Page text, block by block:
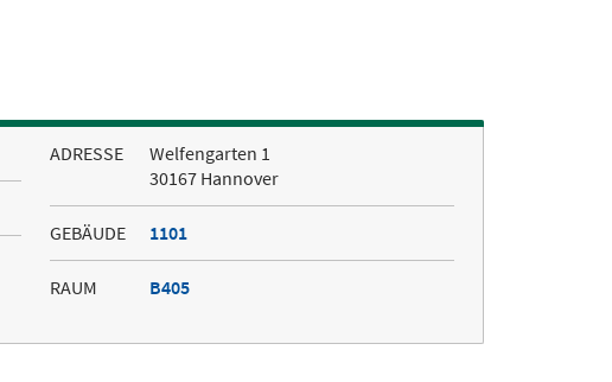
ADRESSE
Welfengarten 1
30167 Hannover
GEBÄUDE 1101
RAUM B405